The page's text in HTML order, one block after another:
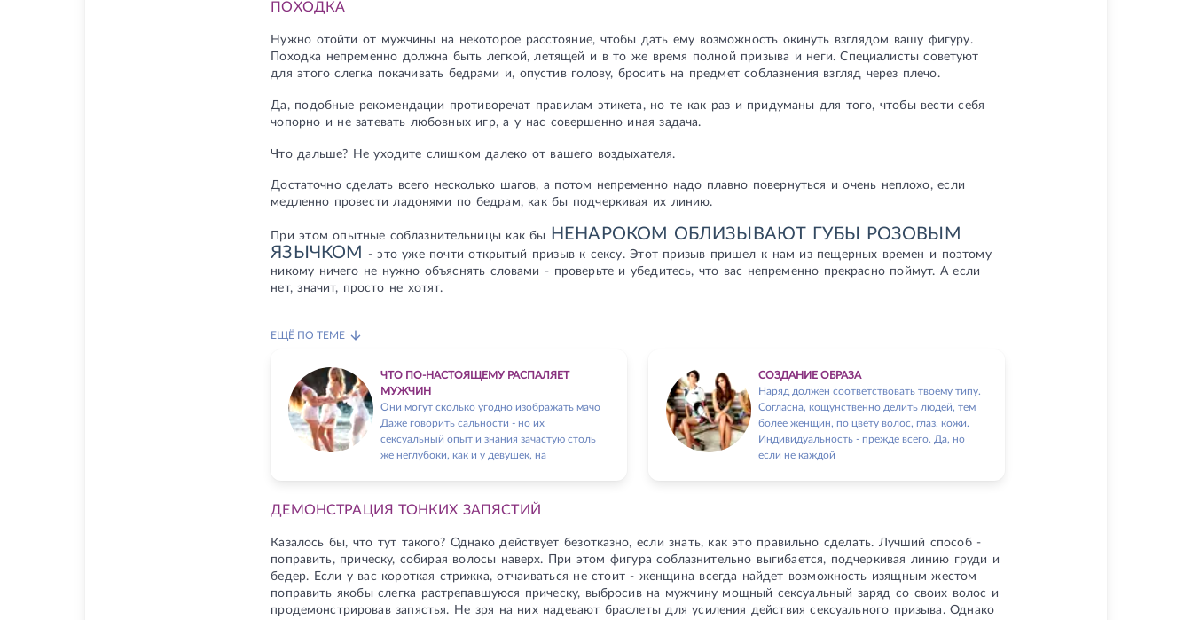
ПОХОДКА
Нужно отойти от мужчины на некоторое расстояние, чтобы дать ему возможность окинуть взглядом вашу фигуру.
Походка непременно должна быть легкой, летящей и в то же время полной призыва и неги. Специалисты советуют
для этого слегка покачивать бедрами и, опустив голову, бросить на предмет соблазнения взгляд через плечо.
Да, подобные рекомендации противоречат правилам этикета, но те как раз и придуманы для того, чтобы вести себя
чопорно и не затевать любовных игр, а у нас совершенно иная задача.
Что дальше? Не уходите слишком далеко от вашего воздыхателя.
Достаточно сделать всего несколько шагов, а потом непременно надо плавно повернуться и очень неплохо, если
медленно провести ладонями по бедрам, как бы подчеркивая их линию.
При этом опытные соблазнительницы как бы
НЕНАРОКОМ ОБЛИЗЫВАЮТ ГУБЫ РОЗОВЫМ
ЯЗЫЧКОМ
- это уже почти открытый призыв к сексу. Этот призыв пришел к нам из пещерных времен и поэтому
никому ничего не нужно объяснять словами - проверьте и убедитесь, что вас непременно прекрасно поймут. А если
нет, значит, просто не хотят.
ЕЩЁ ПО ТЕМЕ
ЧТО ПО-НАСТОЯЩЕМУ РАСПАЛЯЕТ
МУЖЧИН
Они могут сколько угодно изображать мачо
Даже говорить сальности - но их
сексуальный опыт и знания зачастую столь
же неглубоки, как и у девушек, на
СОЗДАНИЕ ОБРАЗА
Наряд должен соответствовать твоему типу.
Согласна, кощунственно делить людей, тем
более женщин, по цвету волос, глаз, кожи.
Индивидуальность - прежде всего. Да, но
если не каждой
ДЕМОНСТРАЦИЯ ТОНКИХ ЗАПЯСТИЙ
Казалось бы, что тут такого? Однако действует безотказно, если знать, как это правильно сделать. Лучший способ -
поправить, прическу, собирая волосы наверх. При этом фигура соблазнительно выгибается, подчеркивая линию груди и
бедер. Если у вас короткая стрижка, отчаиваться не стоит - женщина всегда найдет возможность изящным жестом
поправить якобы слегка растрепавшуюся прическу, выбросив на мужчину мощный сексуальный заряд со своих волос и
продемонстрировав запястья. Не зря на них надевают браслеты для усиления действия сексуального призыва. Однако